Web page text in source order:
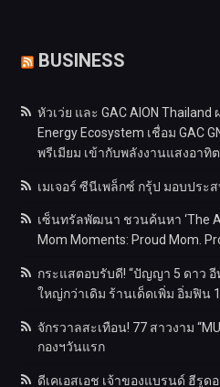
BUSINESS
หัวเว่ย และ GAC AION
Energy Ecosystem เชื่อม GAC
พรีเมียม เข้ากับพลังงานแสงอาทิ
เมเจอร์ ซีนีเพล็กซ์ กรุ้ป มอบประ
เซ็นทรัลพัฒนา ชวนค้นหา ‘The
Mom Moments: Proud Mom.
กระแสตอบรับดี! “ปัญญา 5 ดาว
ใหญ่กว่าเดิม ร้านเด็ดเพิ่ม อิ่มฟิน
จักรวาลสะเทือน! 77 สาวงาม
กองฯวันแรก
ดีเคเอสเอช เจ้าของแบรนด์ ฮีรูด